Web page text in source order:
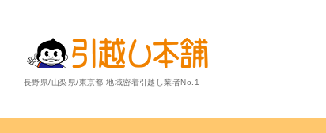
長野県/山梨県/東京都 地域密着引越し業者No.1